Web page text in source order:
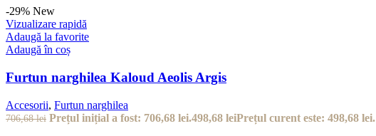
-29% New
Vizualizare rapidă
Adaugă la favorite
Adaugă în coș
Furtun narghilea Kaloud Aeolis Argis
Accesorii, Furtun narghilea
706,68lei Prețul inițial a fost: 706,68 lei.498,68 leiPrețul curent este: 498,68 lei.